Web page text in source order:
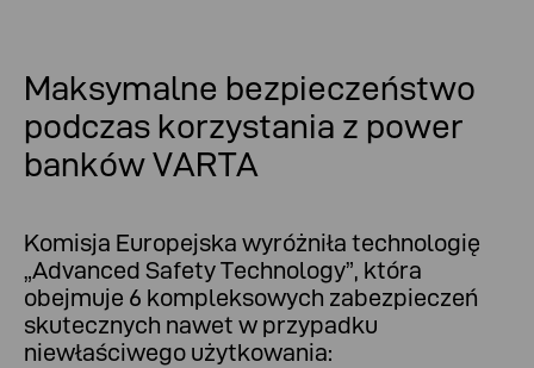
Maksymalne bezpieczeństwo
podczas korzystania z power
banków VARTA
Komisja Europejska wyróżniła technologię
„Advanced Safety Technology”, która
obejmuje 6 kompleksowych zabezpieczeń
skutecznych nawet w przypadku
niewłaściwego użytkowania: